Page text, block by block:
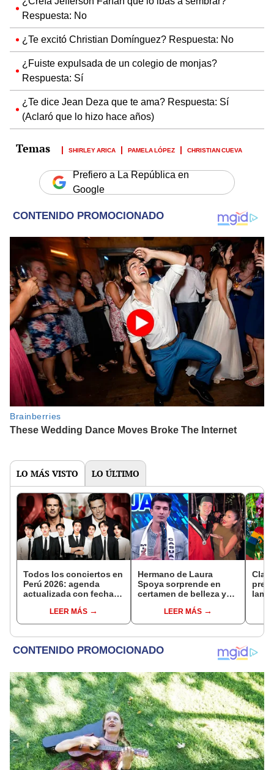
Respuesta: No
¿Te excitó Christian Domínguez? Respuesta: No
¿Fuiste expulsada de un colegio de monjas?
Respuesta: Sí
¿Te dice Jean Deza que te ama? Respuesta: Sí
(Aclaró que lo hizo hace años)
SHIRLEY ARICA PAMELA LÓPEZ CHRISTIAN CUEVA
Prefiero a La República en
Google
LO MÁS VISTO LO ÚLTIMO
Todos los conciertos en
Perú 2026: agenda
actualizada con fechas,
LEER MÁS
Hermano de Laura
Spoya sorprende en
certamen de belleza y
Perú en Mister Model
International
LEER MÁS